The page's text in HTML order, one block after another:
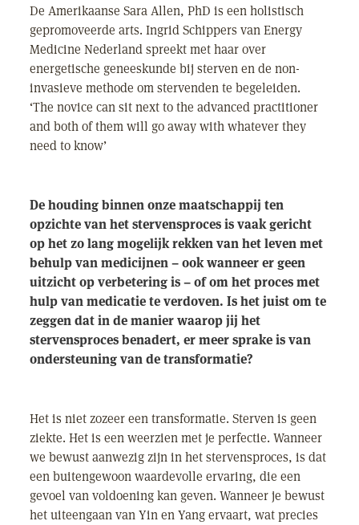
De Amerikaanse Sara Allen, PhD is een holistisch
gepromoveerde arts. Ingrid Schippers van Energy
Medicine Nederland spreekt met haar over
energetische geneeskunde bij sterven en de non-
invasieve methode om stervenden te begeleiden.
‘The novice can sit next to the advanced practitioner
and both of them will go away with whatever they
need to know’
De houding binnen onze maatschappij ten
opzichte van het stervensproces is vaak gericht
op het zo lang mogelijk rekken van het leven met
behulp van medicijnen – ook wanneer er geen
uitzicht op verbetering is – of om het proces met
hulp van medicatie te verdoven. Is het juist om te
zeggen dat in de manier waarop jij het
stervensproces benadert, er meer sprake is van
ondersteuning van de transformatie?
Het is niet zozeer een transformatie. Sterven is geen
ziekte. Het is een weerzien met je perfectie. Wanneer
we bewust aanwezig zijn in het stervensproces, is dat
een buitengewoon waardevolle ervaring, die een
gevoel van voldoening kan geven. Wanneer je bewust
het uiteengaan van Yin en Yang ervaart, wat precies